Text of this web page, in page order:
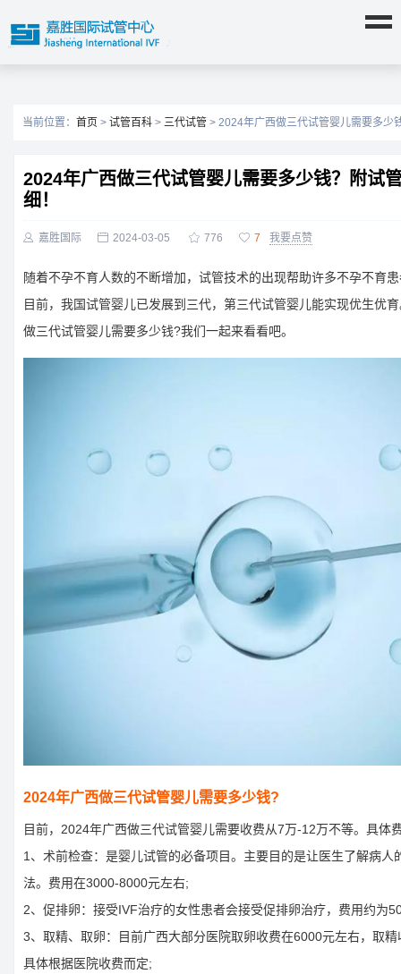
当前位置： 首页 > 试管百科 > 三代试管 > 2024年广西做三代试管婴儿需要多少
2024年广西做三代试管婴儿需要多少钱？附试
细！
 嘉胜国际  2024-03-05  776  7 我要点赞
随着不孕不育人数的不断增加，试管技术的出现帮助许多不孕不育
目前，我国试管婴儿已发展到三代，第三代试管婴儿能实现优生优
做三代试管婴儿需要多少钱?我们一起来看看吧。
2024年广西做三代试管婴儿需要多少钱?
目前，2024年广西做三代试管婴儿需要收费从7万-12万不等。具体
1、术前检查：是婴儿试管的必备项目。主要目的是让医生了解病人
法。费用在3000-8000元左右;
2、促排卵：接受IVF治疗的女性患者会接受促排卵治疗，费用约为
3、取精、取卵：目前广西大部分医院取卵收费在6000元左右，取
具体根据医院收费而定;